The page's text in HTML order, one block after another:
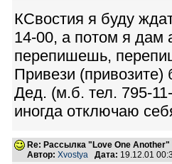
КСвостия я буду
14-00, а потом я
перепишешь,
Привези (привозите)
Дед. (м.б. тел. 795-
иногда отключаю
Re: Рассылка "Love One Another"
Автор: Xvostya Дата: 19.12.01